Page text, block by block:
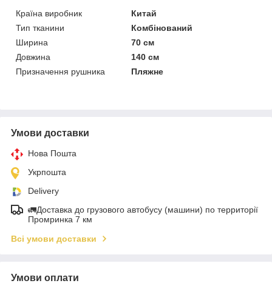
Країна виробник
Китай
Тип тканини
Комбінований
Ширина
70 см
Довжина
140 см
Призначення рушника
Пляжне
Умови доставки
Нова Пошта
Укрпошта
Delivery
🚛Доставка до грузового автобусу (машини) по территорії
Промринка 7 км
Всі умови доставки
Умови оплати